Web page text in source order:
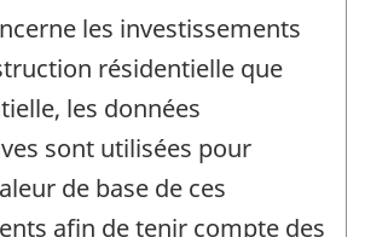
les investissements
résidentielle que
les données
sont utilisées pour
de base de ces
afin de tenir compte des